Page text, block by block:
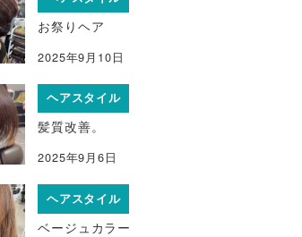
お祭りヘア
2025年9月10日
ヘアスタイル
髪質改善。
2025年9月6日
ヘアスタイル
ベージュカラー